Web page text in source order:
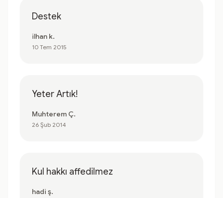
Destek
ilhan k.
10 Tem 2015
Yeter Artık!
Muhterem Ç.
26 Şub 2014
Kul hakkı affedilmez
hadi ş.